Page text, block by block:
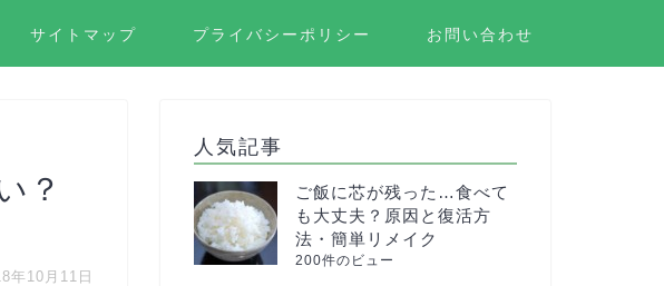
サイトマップ プライバシーポリシー お問い合わせ
？
年10月11日
人気記事
ご飯に芯が残った…食べて
も大丈夫？原因と復活方
法・簡単リメイク
200件のビュー